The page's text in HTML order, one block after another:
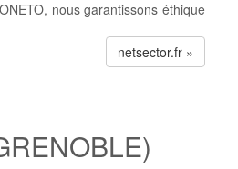
nous garantissons éthique
netsector.fr »